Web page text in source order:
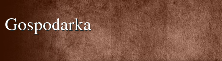
Gospodarka